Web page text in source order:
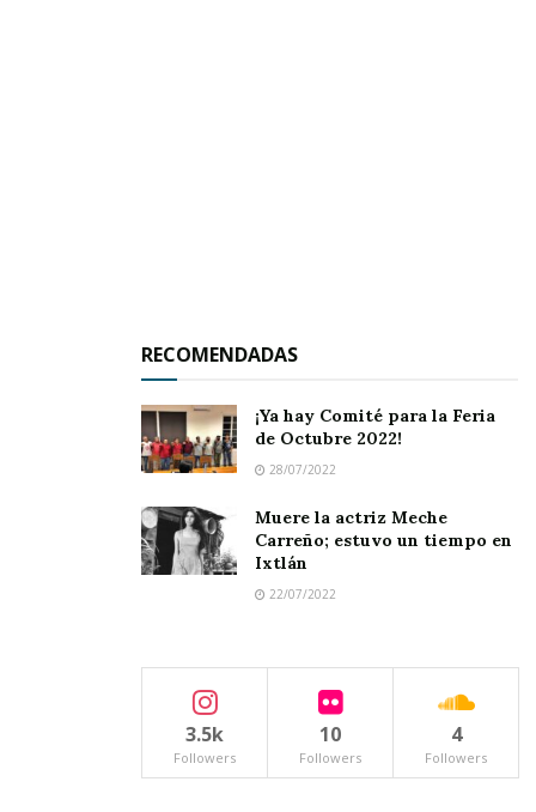
RECOMENDADAS
¡Ya hay Comité para la Feria
de Octubre 2022!
28/07/2022
Muere la actriz Meche
Carreño; estuvo un tiempo en
Ixtlán
22/07/2022
3.5k
Followers
10
Followers
4
Followers